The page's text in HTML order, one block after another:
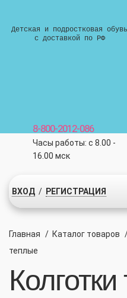
Детская и подростковая обувь
с доставкой по РФ
8-800-2012-086
Часы работы: с 8.00 -
16.00 мск
ВХОД / РЕГИСТРАЦИЯ
Главная / Каталог товаров
теплые